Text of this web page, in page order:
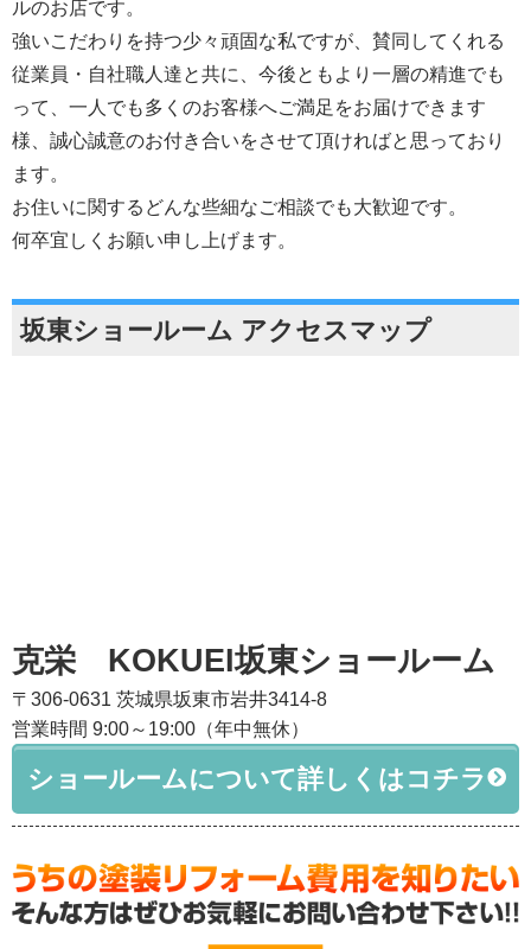
ルのお店です。
強いこだわりを持つ少々頑固な私ですが、賛同してくれる
従業員・自社職人達と共に、今後ともより一層の精進でも
って、一人でも多くのお客様へご満足をお届けできます
様、誠心誠意のお付き合いをさせて頂ければと思っており
ます。
お住いに関するどんな些細なご相談でも大歓迎です。
何卒宜しくお願い申し上げます。
坂東ショールーム アクセスマップ
克栄 KOKUEI坂東ショールーム
〒306-0631 茨城県坂東市岩井3414-8
営業時間 9:00～19:00（年中無休）
ショールームについて詳しくはコチラ